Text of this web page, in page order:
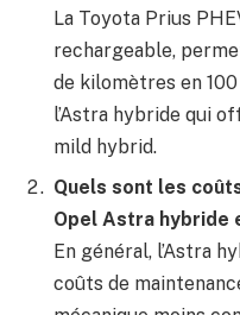
La Toyota Prius
rechargeable,
de kilomètres en
l’Astra hybride qui
mild hybrid.
Quels sont les
Opel Astra hybride
En général, l’Astra
coûts de